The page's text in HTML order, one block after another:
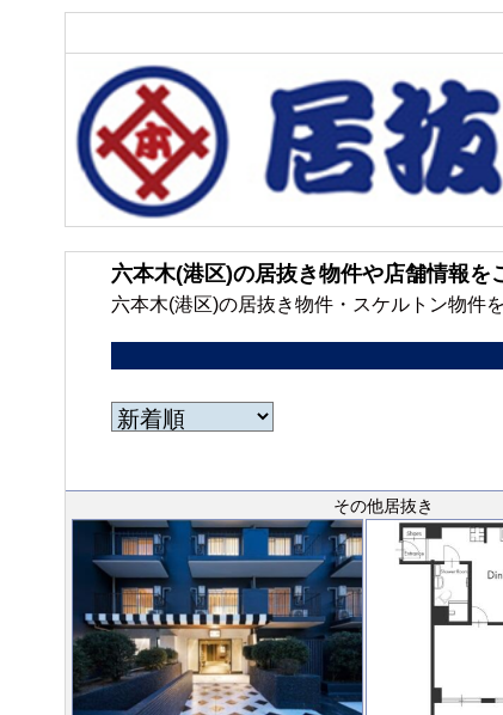
六本木(港区)の居抜き物件や店舗情報を
六本木(港区)の居抜き物件・スケルトン物件
その他居抜き